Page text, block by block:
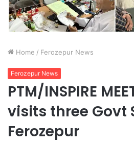
Home / Ferozepur News
Ferozepur News
PTM/INSPIRE
visits three Govt
Ferozepur